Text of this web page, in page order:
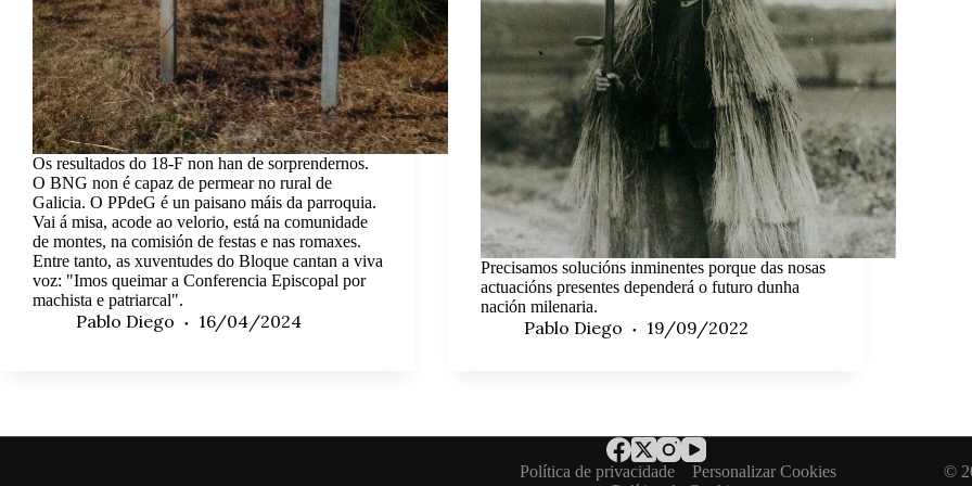
Os resultados do 18-F non han de sorprendernos.
O BNG non é capaz de permear no rural de
Galicia. O PPdeG é un paisano máis da parroquia.
Vai á misa, acode ao velorio, está na comunidade
de montes, na comisión de festas e nas romaxes.
Entre tanto, as xuventudes do Bloque cantan a viva
voz: "Imos queimar a Conferencia Episcopal por
machista e patriarcal".
Pablo Diego 16/04/2024
Precisamos solucións inminentes porque das nosas
actuacións presentes dependerá o futuro dunha
nación milenaria.
Pablo Diego 19/09/2022
Política de privacidade
Personalizar Cookies
©